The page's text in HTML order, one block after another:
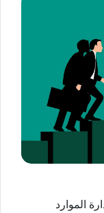
الموارد